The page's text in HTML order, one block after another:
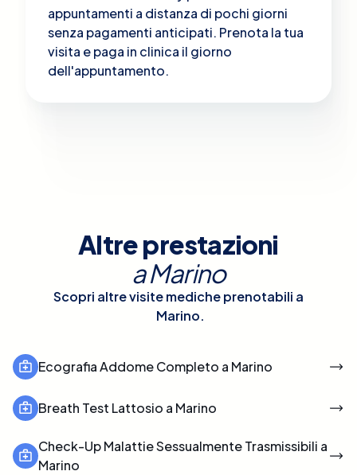
appuntamenti a distanza di pochi giorni
senza pagamenti anticipati. Prenota la tua
visita e paga in clinica il giorno
dell'appuntamento.
Altre prestazioni
aMarino
Scopri altre visite mediche prenotabili a
Marino.
Ecografia Addome Completo a Marino
Breath Test Lattosio a Marino
Check-Up Malattie Sessualmente Trasmissibili a
Marino